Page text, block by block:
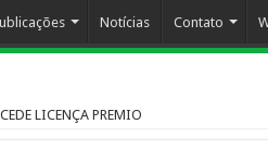
Notícias Contato
LICENÇA PREMIO